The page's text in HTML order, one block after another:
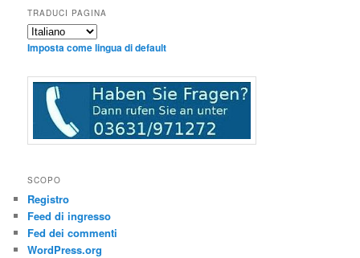
TRADUCI PAGINA
Imposta come lingua di default
SCOPO
Registro
Feed di ingresso
Fed dei commenti
WordPress.org